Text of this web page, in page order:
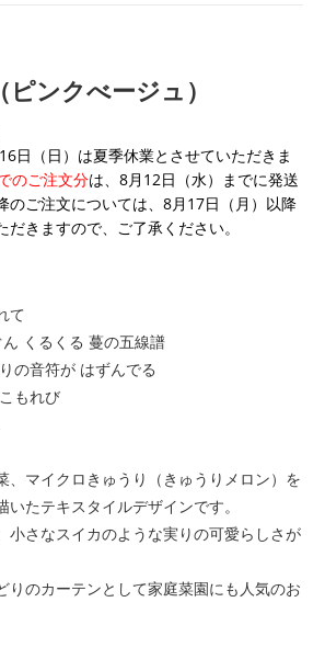
ンクべージュ）
日（日）は夏季休業とさせていただきま
のご注文分は、8月12日（水）までに発送
のご注文については、8月17日（月）以降
きますので、ご了承ください。
て
くるくる 蔓の五線譜
の音符が はずんでる
もれび
、マイクロきゅうり（きゅうりメロン）を
たテキスタイルデザインです。
小さなスイカのような実りの可愛らしさが
りのカーテンとして家庭菜園にも人気のお